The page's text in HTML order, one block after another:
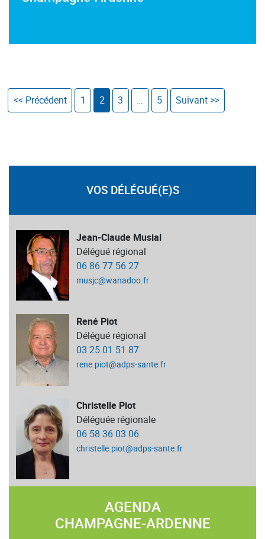
<< Précédent 1 2 3 … 5 Suivant >>
VOS DÉLÉGUÉ(E)S
Jean-Claude Musial
Délégué régional
06 86 77 56 27
musjc@wanadoo.fr
René Piot
Délégué régional
03 25 01 51 87
rene.piot@adps-sante.fr
Christelle Piot
Déléguée régionale
06 58 36 03 06
christelle.piot@adps-sante.fr
AGENDA
CHAMPAGNE-ARDENNE